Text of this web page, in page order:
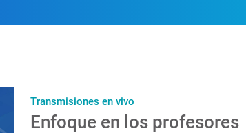
Transmisiones en vivo
Enfoque en los profesores